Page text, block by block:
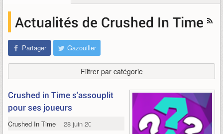
Actualités de Crushed In Time
Partager Gazouiller
Filtrer par catégorie
Crushed in Time s'assouplit
pour ses joueurs
Crushed In Time 28 juin 2026